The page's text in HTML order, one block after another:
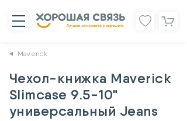
Maverick
Чехол-книжка Maverick
Slimcase 9.5-10"
универсальный Jeans